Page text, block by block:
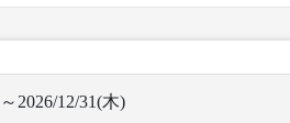
2026/12/31(木)